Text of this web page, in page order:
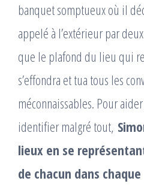
banquet somptueux où il
appelé à l’extérieur par
que le plafond du lieu qui
s’effondra et tua tous les
méconnaissables. Pour
identifier malgré tout,
lieux en se
de chacun dans